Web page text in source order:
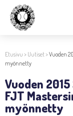
Etusivu > Uutiset>Vuoden
myönnetty
Vuoden
FJT
myönnetty